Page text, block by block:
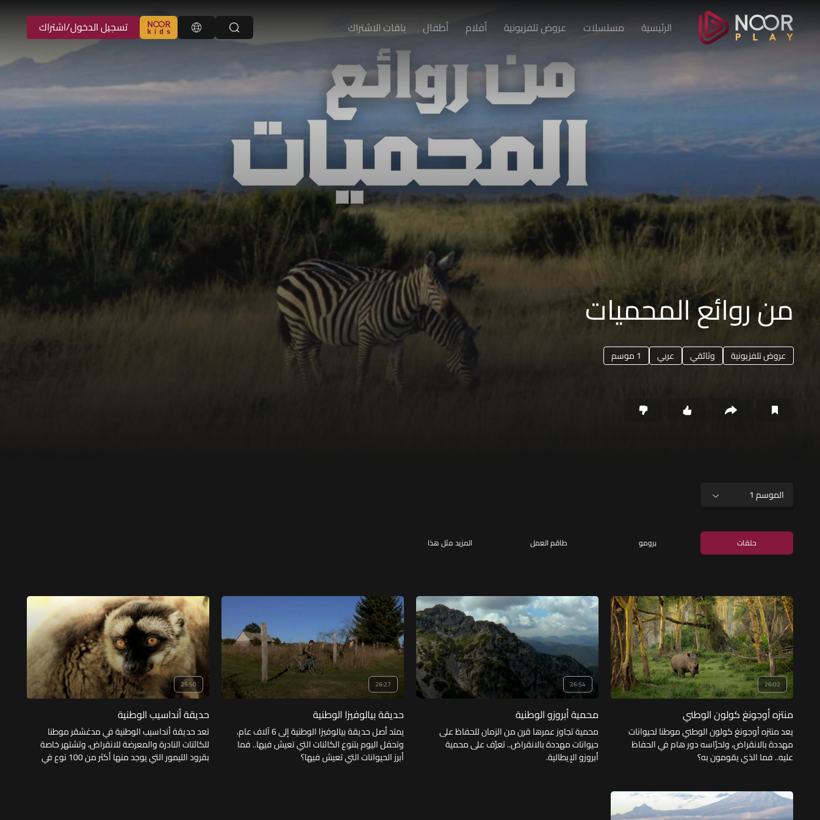
الرئيسية مسلسلات عروض تلفزيونية أفلام أطفال باقات الاشتراك تسجيل الدخول/اشتراك
من روائع المحميات
عروض تلفزيونية وثائقي عربي 1 موسم
الموسم 1
حلقات برومو طاقم العمل المزيد مثل هذا
26:02
منتزه أوجونغ كولون الوطني
يعد منتزه أوجونغ كولون الوطني موطنا لحيوانات
مهددة بالانقراض، ولحرَّاسه دور هام في الحفاظ
عليه.. فما الذي يقومون به؟
26:54
محمية أبروزو الوطنية
محمية تجاوز عمرها قرن من الزمان للحفاظ على
حيوانات مهددة بالانقراض.. تعرَّف على محمية
أبروزو الإيطالية.
26:27
حديقة بيالوفيزا الوطنية
يمتد أصل حديقة بيالوفيزا الوطنية إلى 6 آلاف عام،
وتحفل اليوم بتنوع الكائنات التي تعيش فيها.. فما
أبرز الحيوانات التي تعيش فيها؟
25:50
حديقة أنداسيب الوطنية
تعد حديقة أنداسيب الوطنية في مدغشقر موطنا
للكائنات النادرة والمعرضة للانقراض، وتشتهر خاصة
بقرود الليمور التي يوجد منها أكثر من 100 نوع في